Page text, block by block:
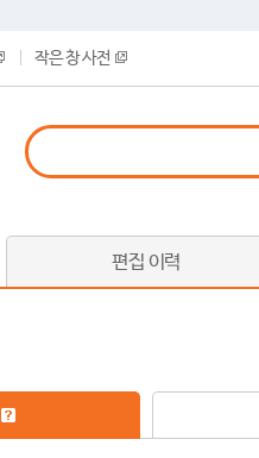
작은 창 사전
편집 이력